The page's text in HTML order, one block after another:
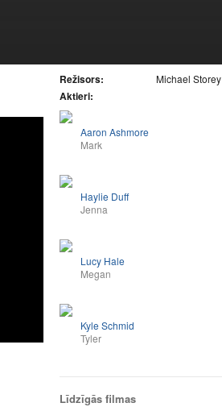
Režisors: Michael Storey
Aktieri:
Aaron Ashmore
Mark
Haylie Duff
Jenna
Lucy Hale
Megan
Kyle Schmid
Tyler
Līdzīgās filmas